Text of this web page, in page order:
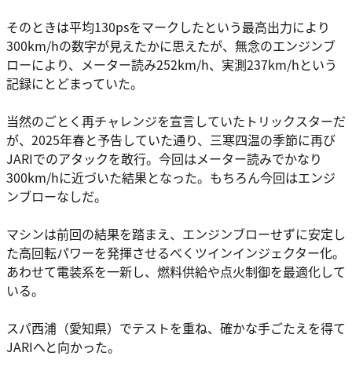
そのときは平均130psをマークしたという最高出力により
300km/hの数字が見えたかに思えたが、無念のエンジンブ
ローにより、メーター読み252km/h、実測237km/hという
記録にとどまっていた。
当然のごとく再チャレンジを宣言していたトリックスターだ
が、2025年春と予告していた通り、三寒四温の季節に再び
JARIでのアタックを敢行。今回はメーター読みでかなり
300km/hに近づいた結果となった。もちろん今回はエンジ
ンブローなしだ。
マシンは前回の結果を踏まえ、エンジンブローせずに安定し
た高回転パワーを発揮させるべくツインインジェクター化。
あわせて電装系を一新し、燃料供給や点火制御を最適化して
いる。
スパ西浦（愛知県）でテストを重ね、確かな手ごたえを得て
JARIへと向かった。